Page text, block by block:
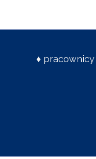
♦ pracownicy